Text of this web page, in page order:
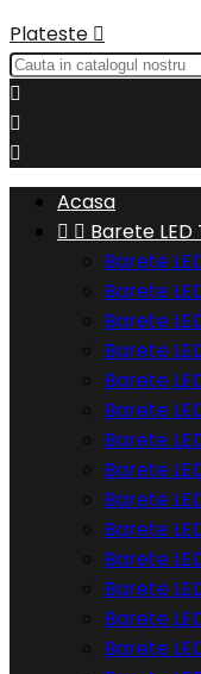
Plateste 



Acasa
  Barete LED
Barete
Barete
Barete
Barete
Barete
Barete
Barete
Barete
Barete
Barete
Barete
Barete
Barete
Barete